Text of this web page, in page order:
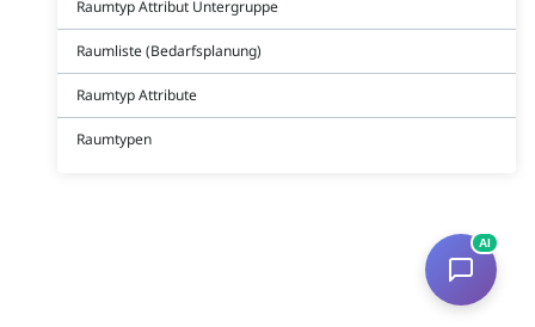
Raumtyp Attribut Untergruppe
Raumliste (Bedarfsplanung)
Raumtyp Attribute
Raumtypen
AI